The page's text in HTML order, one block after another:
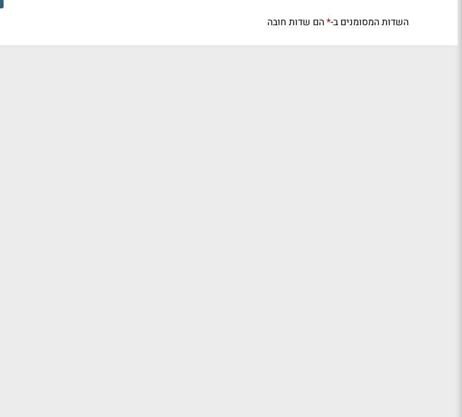
השדות המסומנים ב-*הם שדות חובה